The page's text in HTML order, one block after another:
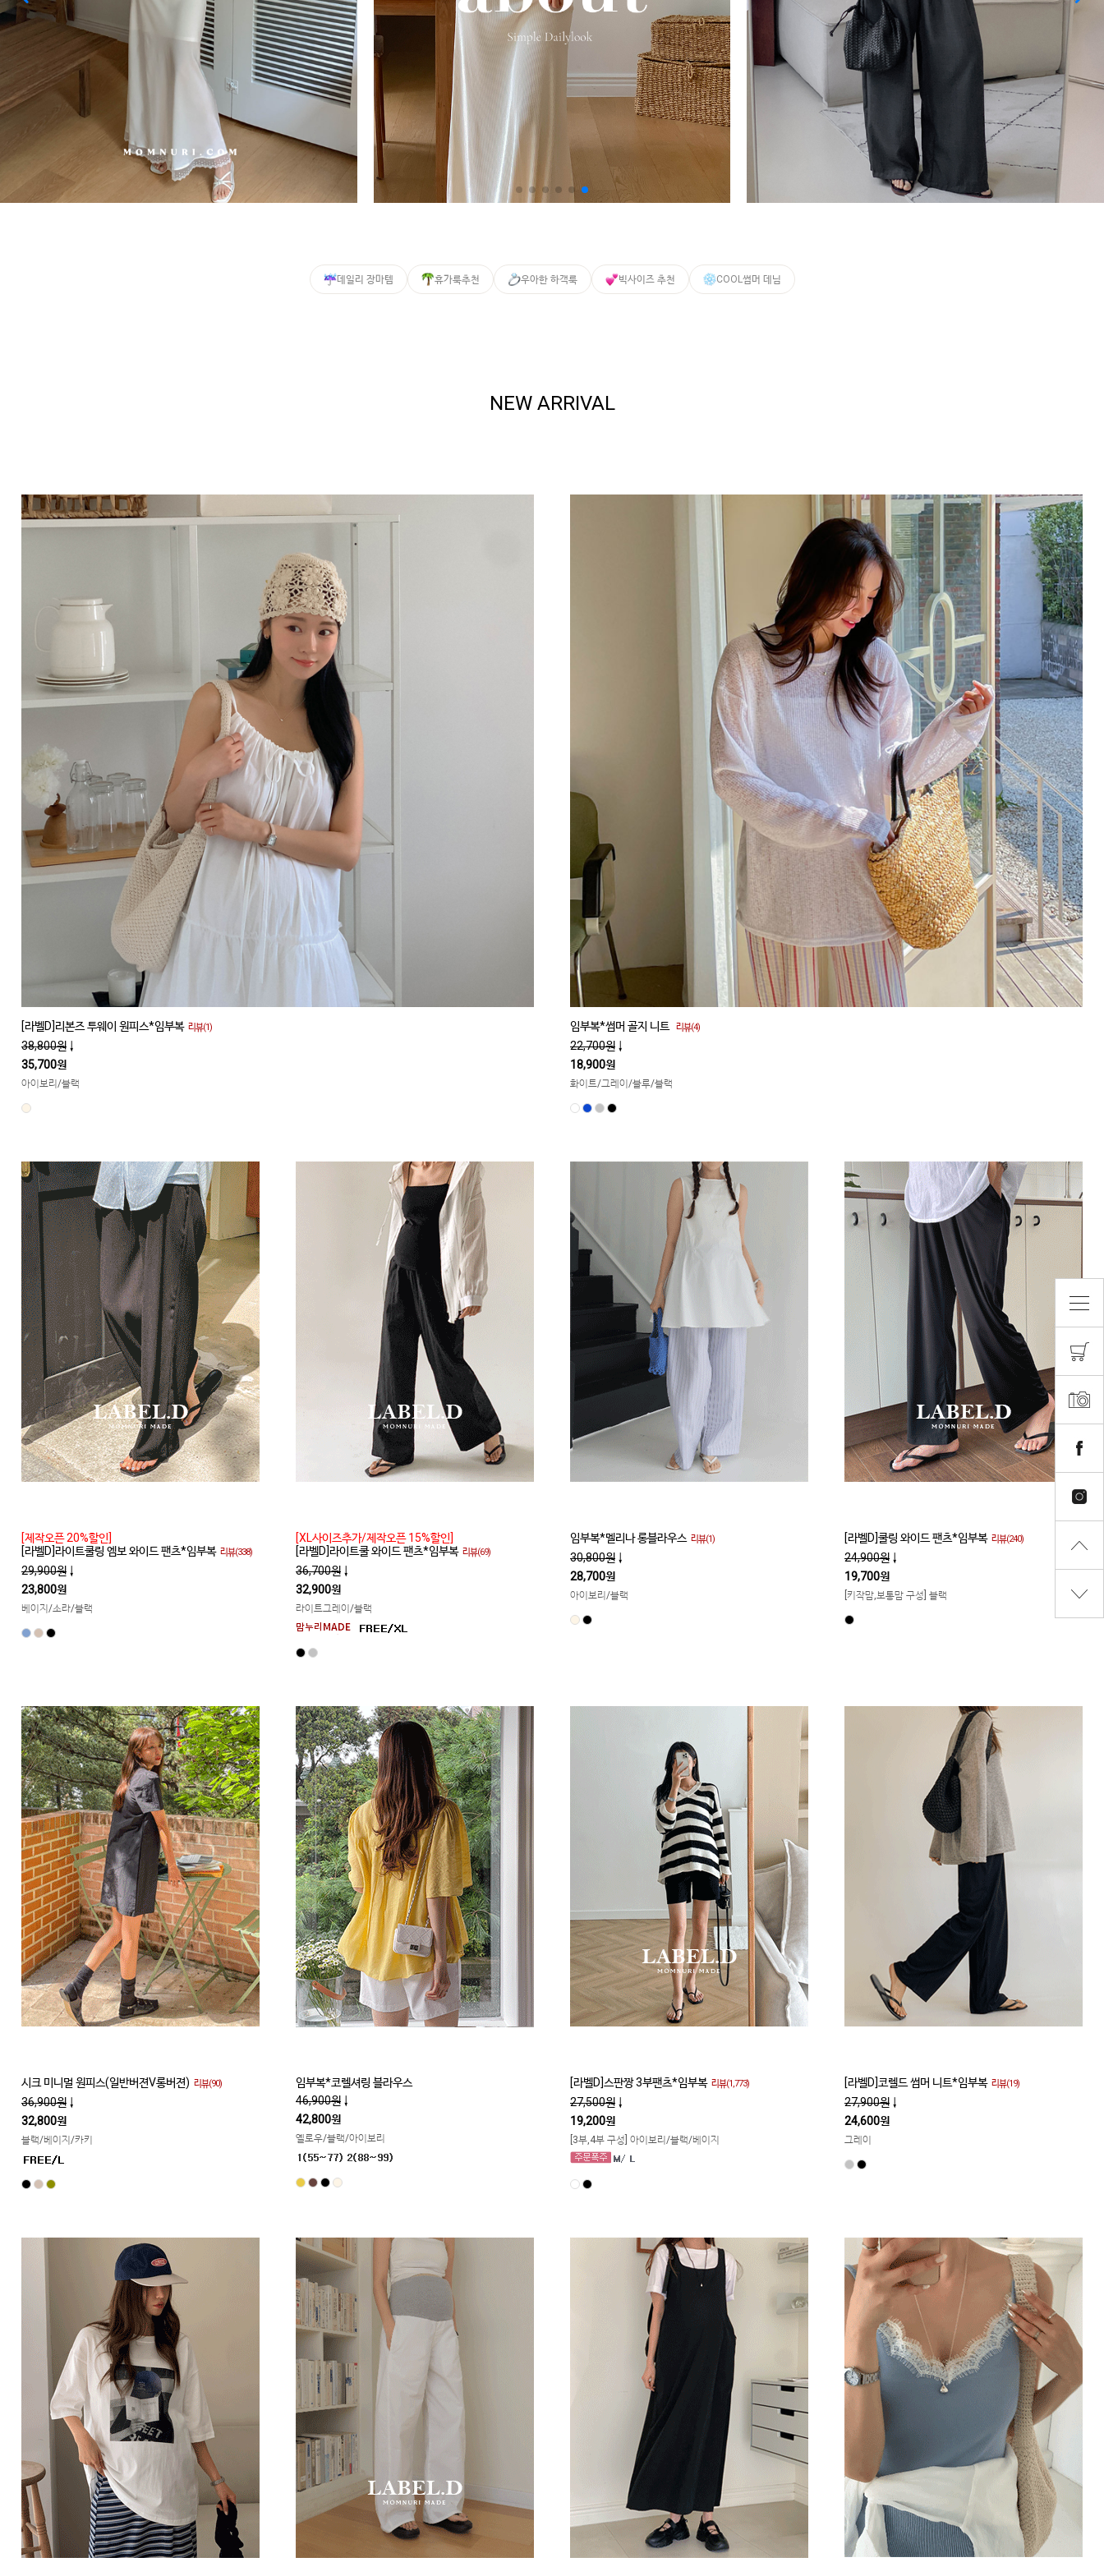
커뮤니티
맘누리뉴스
다이어리
리얼체험단모집
만삭사진컨테스트
로그인
개인결제
데일리 장마템 휴가룩추천 우아한 하객룩 빅사이즈 추천 COOL썸머 데님
NEW ARRIVAL
[라벨D]리본즈 투웨이 원피스*임부복 리뷰(1)
38,800원 ↓
35,700원
아이보리/블랙
임부복*썸머 골지 니트 리뷰(4)
22,700원 ↓
18,900원
화이트/그레이/블루/블랙
[제작오픈 20%할인]
[라벨D]라이트쿨링 엠보 와이드 팬츠*임부복 리뷰(338)
29,900원 ↓
23,800원
베이지/소라/블랙
[XL사이즈추가/제작오픈 15%할인]
[라벨D]라이트쿨 와이드 팬츠*임부복 리뷰(69)
36,700원 ↓
32,900원
라이트그레이/블랙
임부복*멜리나 롱블라우스 리뷰(1)
30,800원 ↓
28,700원
아이보리/블랙
[라벨D]쿨링 와이드 팬츠*임부복 리뷰(240)
24,900원 ↓
19,700원
[키작맘,보통맘 구성] 블랙
시크 미니멀 원피스(일반버젼V롱버젼) 리뷰(90)
36,900원 ↓
32,800원
블랙/베이지/카키
임부복*코렐셔링 블라우스
46,900원 ↓
42,800원
옐로우/블랙/아이보리
[라벨D]스판짱 3부팬츠*임부복 리뷰(1,773)
27,500원 ↓
19,200원
[3부,4부 구성] 아이보리/블랙/베이지
[라벨D]코렐드 썸머 니트*임부복 리뷰(19)
27,900원 ↓
24,600원
그레이